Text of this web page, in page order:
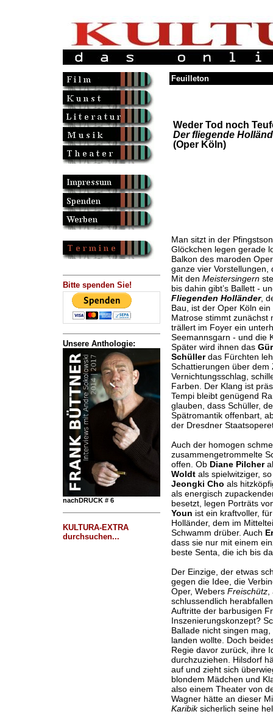
Bitte spenden Sie!
Unsere Anthologie:
nachDRUCK # 6
KULTURA-EXTRA
durchsuchen...
Feuilleton
Weder Tod noch
Der fliegende
(Oper Köln)
Man sitzt in der
Glöckchen legen gerade
Balkon des maroden
ganze vier
Mit den Meistersingern
bis dahin gibt’s Ballett -
Fliegenden Holländer,
Bau, ist der Oper Köln
Matrose stimmt zunächst
trällert im Foyer ein
Seemannsgarn - und die
Später wird ihnen das
Schüllerdas Fürchten
Schattierungen über
Vernichtungsschlag,
Farben. Der Klang ist
Tempi bleibt genügend
glauben, dass Schüller,
Spätromantik offenbart,
der Dresdner
Auch der homogen
zusammengetrommelte
offen. Ob Diane Pilcher
Woldtals spielwitziger,
Jeongki Cho als
als energisch
besetzt, legen Porträts
Youn ist ein kraftvoller,
Holländer, dem im
Schwamm drüber. Auch
dass sie nur mit einem
beste Senta, die ich bis
Der Einzige, der etwas
gegen die Idee, die
Oper, Webers Freischütz,
schlussendlich
Auftritte der barbusigen
Inszenierungskonzept?
Ballade nicht singen
landen wollte. Doch
Regie davor zurück, ihre
durchzuziehen. Hilsdorf
auf und zieht sich
blondem Mädchen und
also einem Theater von
Wagner hätte an dieser
Karibiksicherlich seine